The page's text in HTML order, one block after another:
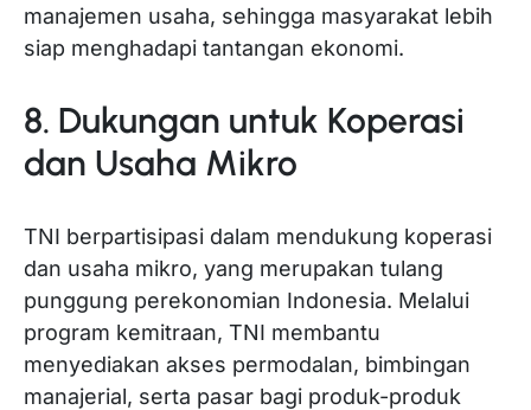
manajemen usaha, sehingga masyarakat lebih
siap menghadapi tantangan ekonomi.
8. Dukungan untuk Koperasi
dan Usaha Mikro
TNI berpartisipasi dalam mendukung koperasi
dan usaha mikro, yang merupakan tulang
punggung perekonomian Indonesia. Melalui
program kemitraan, TNI membantu
menyediakan akses permodalan, bimbingan
manajerial, serta pasar bagi produk-produk